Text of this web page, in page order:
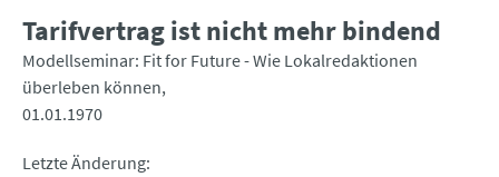
Tarifvertrag ist nicht mehr bindend
Modellseminar: Fit for Future - Wie Lokalredaktionen
überleben können
01.01.1970
Letzte Änderung